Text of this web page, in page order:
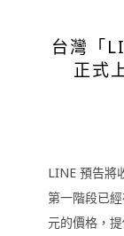
台灣「
正式
LINE 預告將
第一階段已
元的價格，